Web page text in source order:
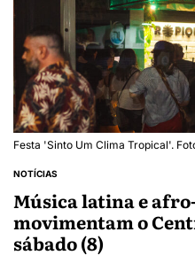
Festa 'Sinto Um Clima Tropical'.
NOTÍCIAS
Música latina e
movimentam o
sábado (8)